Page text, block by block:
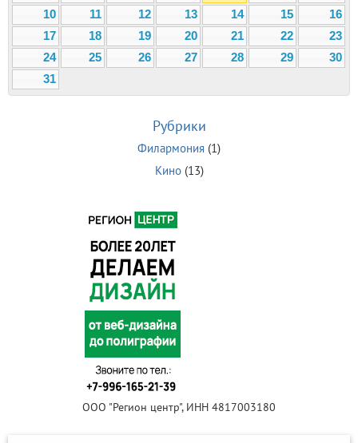
10
11 12 13 14 15
16
17
18 19 20 21 22
23
24
25 26 27 28 29
30
31
Рубрики
Филармония (1)
Кино(13)
ООО "Регион центр", ИНН 4817003180